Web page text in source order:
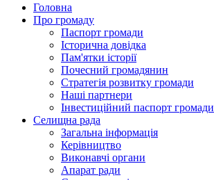
Головна
Про громаду
Паспорт громади
Історична довідка
Пам'ятки історії
Почесний громадянин
Стратегія розвитку громади
Наші партнери
Інвестиційний паспорт громади
Селищна рада
Загальна інформація
Керівництво
Виконавчі органи
Апарат ради